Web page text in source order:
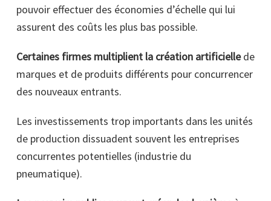
pouvoir effectuer des économies d’échelle qui lui
assurent des coûts les plus bas possible.
Certaines firmes multiplient la création artificiellede
marques et de produits différents pour concurrencer
des nouveaux entrants.
Les investissements trop importants dans les unités
de production dissuadent souvent les entreprises
concurrentes potentielles (industrie du
pneumatique).